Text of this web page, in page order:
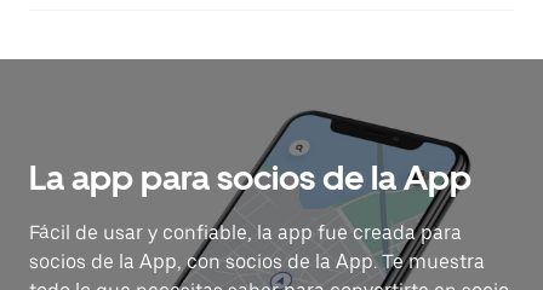
La app para socios de la App
Fácil de usar y confiable, la app fue creada para
socios de la App, con socios de la App. Te muestra